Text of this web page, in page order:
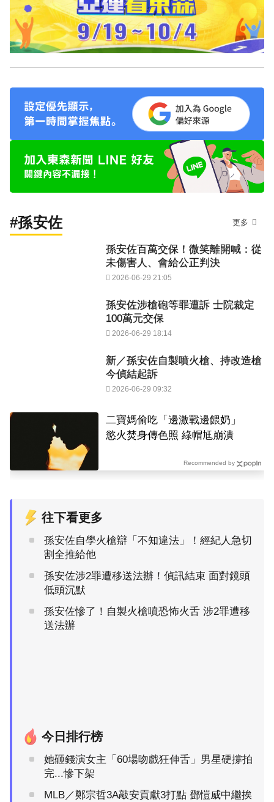
#孫安佐 更多
孫安佐百萬交保！微笑離開喊：從
未傷害人、會給公正判決
2026-06-29 21:05
孫安佐涉槍砲等罪遭訴 士院裁定
100萬元交保
2026-06-29 18:14
新／孫安佐自製噴火槍、持改造槍
今偵結起訴
2026-06-29 09:32
二寶媽偷吃「邊激戰邊餵奶」
慾火焚身傳色照 綠帽尪崩潰
Recommended by
往下看更多
孫安佐自學火槍辯「不知違法」！經紀人急切
割全推給他
孫安佐涉2罪遭移送法辦！偵訊結束 面對鏡頭
低頭沉默
孫安佐慘了！自製火槍噴恐怖火舌 涉2罪遭移
送法辦
今日排行榜
她砸錢演女主「60場吻戲狂伸舌」男星硬撐拍
完...慘下架
MLB／鄭宗哲3A敲安貢獻3打點 鄧愷威中繼挨